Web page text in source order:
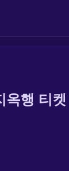
옥행 티켓